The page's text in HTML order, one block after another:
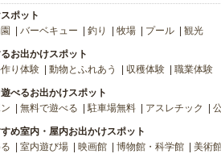
ポット
バーベキュー 釣り 牧場 プール 観光
お出かけスポット
り体験 動物とふれあう 収穫体験 職業体験
べるお出かけスポット
無料で遊べる 駐車場無料 アスレチック
め室内・屋内お出かけスポット
室内遊び場 映画館 博物館・科学館 美術